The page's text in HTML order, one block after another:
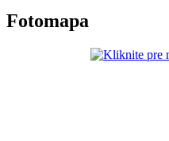
Fotomapa